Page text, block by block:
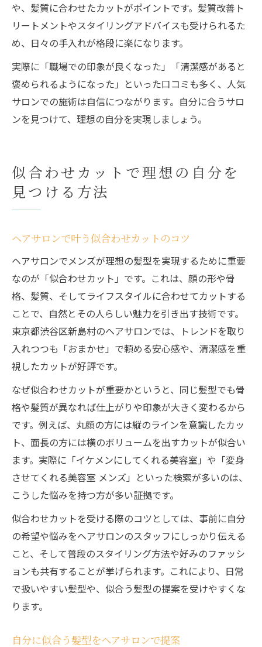
や、髪質に合わせたカットがポイントです。髪質改善ト
リートメントやスタイリングアドバイスも受けられるた
め、日々の手入れが格段に楽になります。
実際に「職場での印象が良くなった」「清潔感があると
褒められるようになった」といった口コミも多く、人気
サロンでの施術は自信につながります。自分に合うサロ
ンを見つけて、理想の自分を実現しましょう。
似合わせカットで理想の自分を
見つける方法
ヘアサロンで叶う似合わせカットのコツ
ヘアサロンでメンズが理想の髪型を実現するために重要
なのが「似合わせカット」です。これは、顔の形や骨
格、髪質、そしてライフスタイルに合わせてカットする
ことで、自然とその人らしい魅力を引き出す技術です。
東京都渋谷区新島村のヘアサロンでは、トレンドを取り
入れつつも「おまかせ」で頼める安心感や、清潔感を重
視したカットが好評です。
なぜ似合わせカットが重要かというと、同じ髪型でも骨
格や髪質が異なれば仕上がりや印象が大きく変わるから
です。例えば、丸顔の方には縦のラインを意識したカッ
ト、面長の方には横のボリュームを出すカットが似合い
ます。実際に「イケメンにしてくれる美容室」や「変身
させてくれる美容室 メンズ」といった検索が多いのは、
こうした悩みを持つ方が多い証拠です。
似合わせカットを受ける際のコツとしては、事前に自分
の希望や悩みをヘアサロンのスタッフにしっかり伝える
こと、そして普段のスタイリング方法や好みのファッシ
ョンも共有することが挙げられます。これにより、日常
で扱いやすい髪型や、似合う髪型の提案を受けやすくな
ります。
自分に似合う髪型をヘアサロンで提案